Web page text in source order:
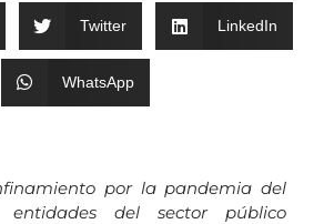
Twitter LinkedIn
WhatsApp
por la pandemia del
entidades del sector público